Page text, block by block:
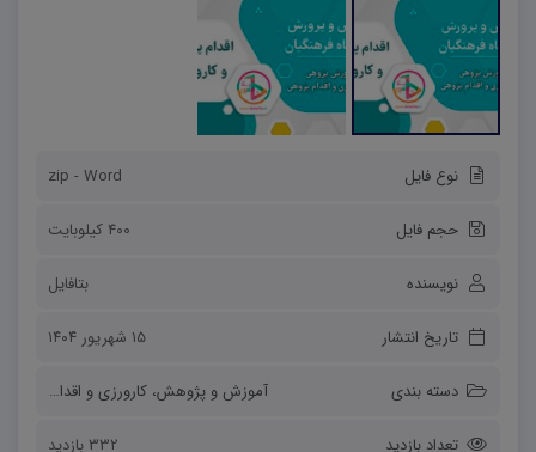
نوع فایل zip - Word
حجم فایل 400 کیلوبایت
نویسنده بتافایل
تاریخ انتشار ۱۵ شهریور ۱۴۰۴
دسته بندی آموزش و پژوهش، کارورزی و اقدام پژوهی
تعداد بازدید 332 بازدید